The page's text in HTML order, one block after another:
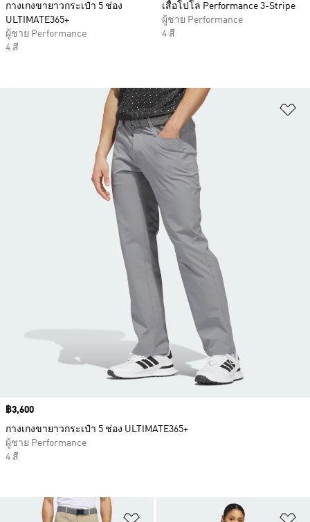
กางเกงขายาวกระเป๋า 5 ช่อง
ULTIMATE365+
ผู้ชาย Performance
4 สี
เสื้อโปโล Performance 3-Stripe
ผู้ชาย Performance
4 สี
เพิ่มไปยังรายการสินค้าโปรด
Price
฿3,600
กางเกงขายาวกระเป๋า 5 ช่อง ULTIMATE365+
ผู้ชาย Performance
4 สี